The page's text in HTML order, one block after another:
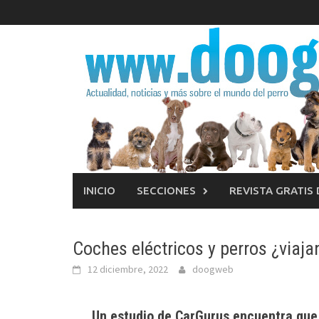
al
INICIO SECCIONES REVISTA GRATIS
Coches eléctricos y perros
12 diciembre, 2022 doogweb